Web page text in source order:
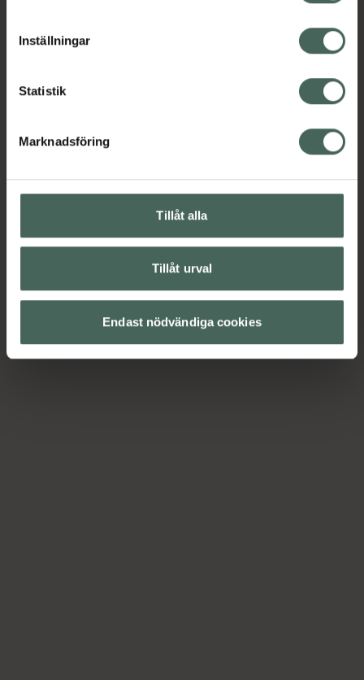
cookieinställningar. Ett återkallat samtycke påverkar inte
lagligheten av behandling som skett innan återkallelsen.
Inställningar
Statistik
Marknadsföring
Tillåt alla
Tillåt urval
Endast nödvändiga cookies